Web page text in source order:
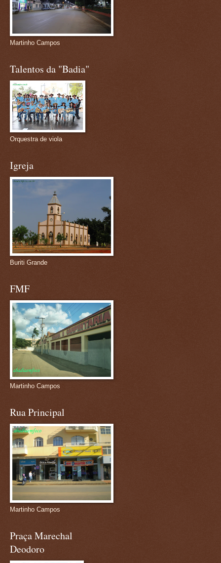
Martinho Campos
Talentos da "Badia"
Orquestra de viola
Igreja
Buriti Grande
FMF
Martinho Campos
Rua Principal
Martinho Campos
Praça Marechal
Deodoro